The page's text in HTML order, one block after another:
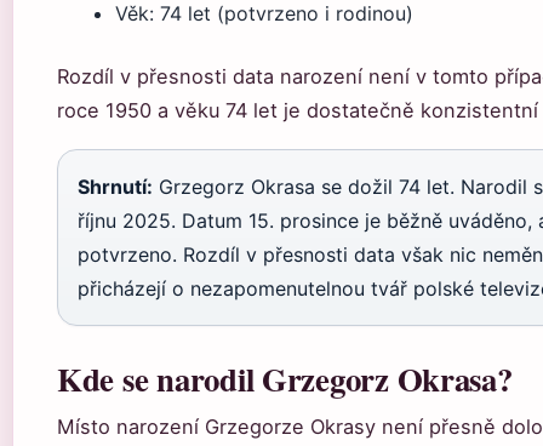
Věk: 74 let (potvrzeno i rodinou)
Rozdíl v přesnosti data narození není v tomto
roce 1950 a věku 74 let je dostatečně
Shrnutí: Grzegorz Okrasa se dožil 74 let. Narodil
říjnu 2025. Datum 15. prosince je běžně uváděno,
potvrzeno. Rozdíl v přesnosti data však nic
přicházejí o nezapomenutelnou tvář polské
Kde se narodil Grzegorz Okrasa?
Místo narození Grzegorze Okrasy není přesně